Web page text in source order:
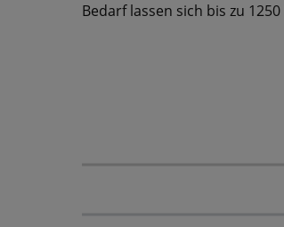
Bedarf lassen sich bis zu